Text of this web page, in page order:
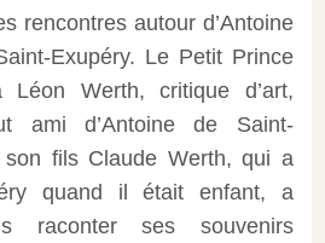
rencontres autour d’Antoine
Exupéry. Le Petit Prince
Werth, critique d’art,
ami d’Antoine de Saint-
fils Claude Werth, qui a
quand il était enfant, a
raconter ses souvenirs